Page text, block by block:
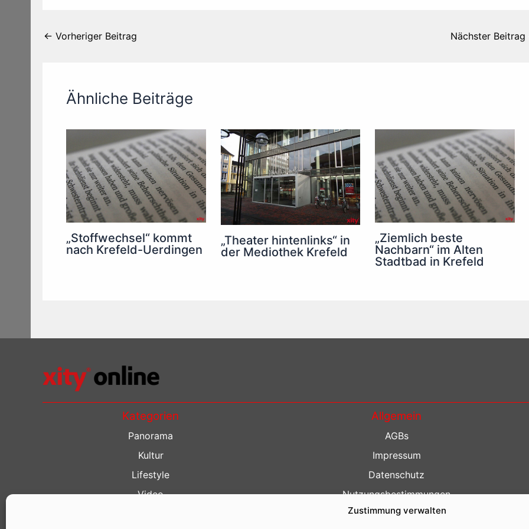
Zustimmung verwalten
← Vorheriger Beitrag Nächster Beitrag
Ähnliche Beiträge
„Stoffwechsel“ kommt
nach Krefeld-Uerdingen
„Theater hintenlinks“ in
der Mediothek Krefeld
„Ziemlich beste
Nachbarn“ im Alten
Stadtbad in Krefeld
Kategorien
Panorama
Kultur
Lifestyle
Video
Allgemein
AGBs
Impressum
Datenschutz
Nutzungsbestimmungen
Kontakt